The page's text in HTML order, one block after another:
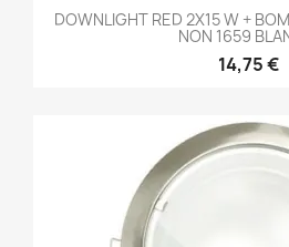
DOWNLIGHT RED 2X15 W +
NON 1659
14,75 €